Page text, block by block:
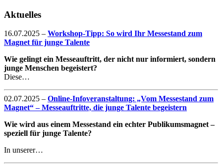
Aktuelles
16.07.2025 – Workshop-Tipp: So wird Ihr Messestand zum
Magnet für junge Talente
Wie gelingt ein Messeauftritt, der nicht nur informiert, sondern
junge Menschen begeistert?
Diese…
02.07.2025 – Online-Infoveranstaltung: „Vom Messestand zum
Magnet“ – Messeauftritte, die junge Talente begeistern
Wie wird aus einem Messestand ein echter Publikumsmagnet –
speziell für junge Talente?
In unserer…